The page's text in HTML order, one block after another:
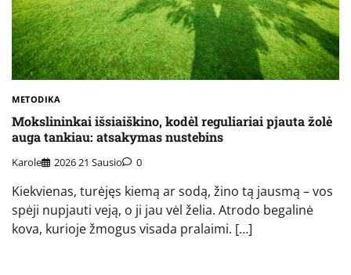
METODIKA
Mokslininkai išsiaiškino, kodėl reguliariai pjauta žolė
auga tankiau: atsakymas nustebins
Karole 2026 21 Sausio 0
Kiekvienas, turėjęs kiemą ar sodą, žino tą jausmą – vos
spėji nupjauti veją, o ji jau vėl želia. Atrodo begalinė
kova, kurioje žmogus visada pralaimi. […]